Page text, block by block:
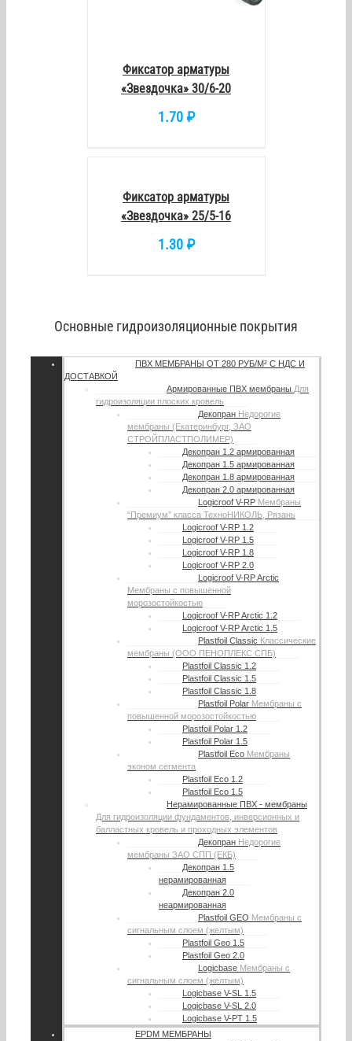
Фиксатор арматуры
«Звездочка» 30/6-20
1.70 ₽
Фиксатор арматуры
«Звездочка» 25/5-16
1.30 ₽
Основные гидроизоляционные покрытия
ПВХ МЕМБРАНЫ ОТ 280 РУБ/М² С НДС И
ДОСТАВКОЙ
Армированные ПВХ мембраны Для
гидроизоляции плоских кровель
Декопран Недорогие
мембраны (Екатеринбург, ЗАО
СТРОЙПЛАСТПОЛИМЕР)
Декопран 1.2 армированная
Декопран 1.5 армированная
Декопран 1.8 армированная
Декопран 2.0 армированная
Logicroof V-RP Мембраны
“Премиум” класса ТехноНИКОЛЬ, Рязань
Logicroof V-RP 1.2
Logicroof V-RP 1.5
Logicroof V-RP 1.8
Logicroof V-RP 2.0
Logicroof V-RP Arctic
Мембраны с повышенной
морозостойкостью
Logicroof V-RP Arctic 1.2
Logicroof V-RP Arctic 1.5
Plastfoil Classic Классические
мембраны (ООО ПЕНОПЛЕКС СПБ)
Plastfoil Classic 1.2
Plastfoil Classic 1.5
Plastfoil Classic 1.8
Plastfoil Polar Мембраны с
повышенной морозостойкостью
Plastfoil Polar 1.2
Plastfoil Polar 1.5
Plastfoil Eco Мембраны
эконом сегмента
Plastfoil Eco 1.2
Plastfoil Eco 1.5
Нерамированные ПВХ - мембраны
Для гидроизоляции фундаментов, инверсионных и
балластных кровель и проходных элементов
Декопран Недорогие
мембраны ЗАО СПП (ЕКБ)
Декопран 1.5
нерамированная
Декопран 2.0
неармированная
Plastfoil GEO Мембраны с
сигнальным слоем (желтым)
Plastfoil Geo 1.5
Plastfoil Geo 2.0
Logicbase Мембраны с
сигнальным слоем (желтым)
Logicbase V-SL 1.5
Logicbase V-SL 2.0
Logicbase V-PT 1.5
EPDM МЕМБРАНЫ